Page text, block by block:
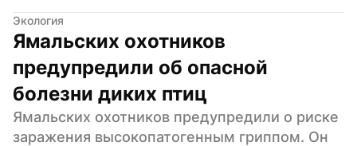
Экология
Ямальских охотников
предупредили об опасной
болезни диких птиц
Ямальских охотников предупредили о риске
заражения высокопатогенным гриппом. Он